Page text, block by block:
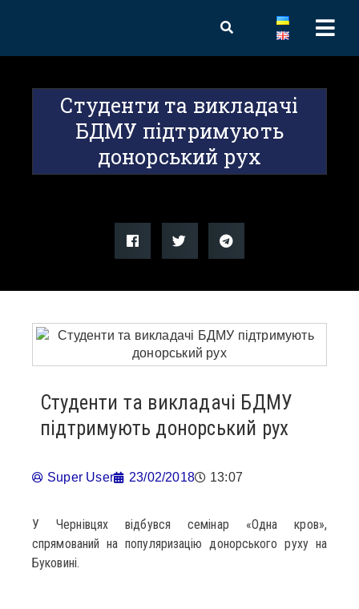
Студенти та викладачі
БДМУ підтримують
донорський рух
Студенти та викладачі БДМУ
підтримують донорський рух
Super User 23/02/2018 13:07
У Чернівцях відбувся семінар «Одна кров»,
спрямований на популяризацію донорського руху на
Буковині.